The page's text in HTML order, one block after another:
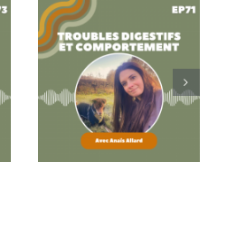
Anaïs
Allard :
Les
troubles
digestifs
Dernier épisode